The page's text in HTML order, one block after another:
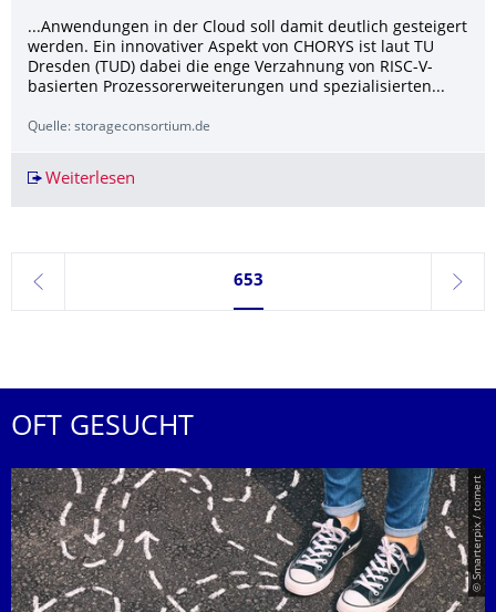
...Anwendungen in der Cloud soll damit deutlich gesteigert
werden. Ein innovativer Aspekt von CHORYS ist laut TU
Dresden (TUD) dabei die enge Verzahnung von RISC-V-
basierten Prozessorerweiterungen und spezialisierten...
Quelle: storageconsortium.de
Weiterlesen
zurück
Seite 653, aktuell ausgewählt
653
weiter
OFT GESUCHT
© Smarterpix / tomert